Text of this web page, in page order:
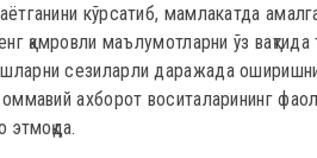
кўрсатиб, мамлакатда
қамровли маълумотларни ўз вақтида
сезиларли даражада
ахборот воситаларининг
этмоқда.